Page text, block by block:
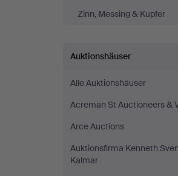
Zinn, Messing & Kupfer
Auktionshäuser
Alle Auktionshäuser
Acreman St Auctioneers &
Arce Auctions
Auktionsfirma Kenneth
Kalmar